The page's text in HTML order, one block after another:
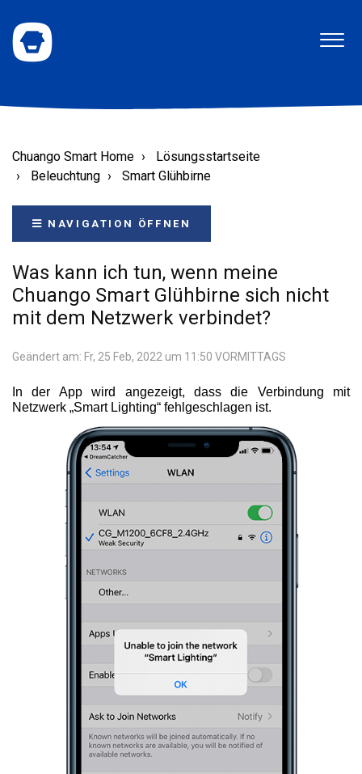
Chuango Smart Home
Lösungsstartseite
Beleuchtung
Smart Glühbirne
NAVIGATION ÖFFNEN
Was kann ich tun, wenn meine
Chuango Smart Glühbirne sich nicht
mit dem Netzwerk verbindet?
Geändert am: Fr, 25 Feb, 2022 um 11:50 VORMITTAGS
In der App wird angezeigt, dass die Verbindung mit
Netzwerk „Smart Lighting“ fehlgeschlagen ist.